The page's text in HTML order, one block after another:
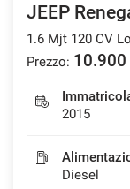
JEEP
1.6 Mjt 120 CV
Prezzo: 10.900
2015
Diesel
le
impostazioni